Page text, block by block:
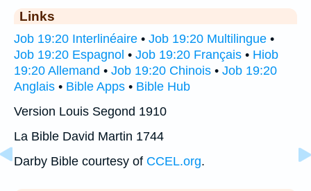
Links
Job 19:20 Interlinéaire • Job 19:20 Multilingue •
Job 19:20 Espagnol • Job 19:20 Français • Hiob
19:20 Allemand • Job 19:20 Chinois • Job 19:20
Anglais • Bible Apps • Bible Hub
Version Louis Segond 1910
La Bible David Martin 1744
Darby Bible courtesy of CCEL.org.